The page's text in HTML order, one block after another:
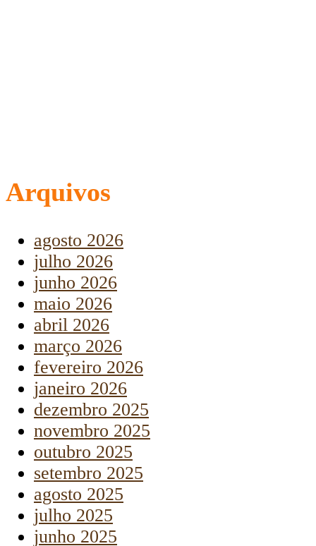
Arquivos
agosto 2026
julho 2026
junho 2026
maio 2026
abril 2026
março 2026
fevereiro 2026
janeiro 2026
dezembro 2025
novembro 2025
outubro 2025
setembro 2025
agosto 2025
julho 2025
junho 2025